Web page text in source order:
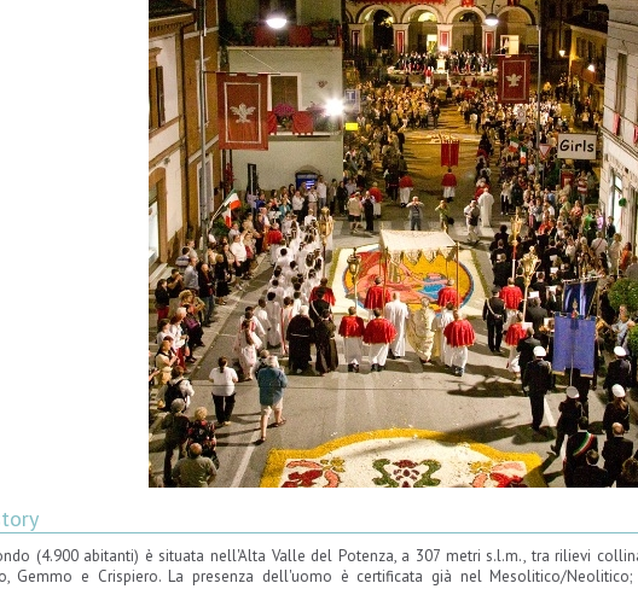
(4.900 abitanti) è situata nell'Alta Valle del Potenza, a 307 metri s.l.m., tra rilievi
Gemmo e Crispiero. La presenza dell'uomo è certificata già nel Mesolitico/Neolitico;